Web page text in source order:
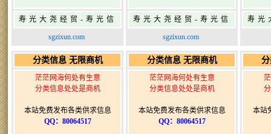
寿光大尧经贸-寿光信
息网-免费信息发布网-
sgzixun.com
寿光大尧经贸-寿光信
息网-免费信息发布网-
sgzixun.com
寿光
分类信息 无限商机
茫茫网海何处有生意
分类信息处处是商机
本站免费发布各类供求信息
QQ：80064517
分类信息 无限商机
茫茫网海何处有生意
分类信息处处是商机
本站免费发布各类供求信息
QQ：80064517
本站